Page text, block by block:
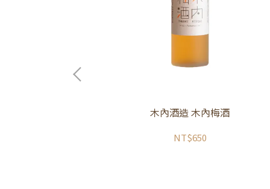
木內酒造 木內梅酒
NT$650